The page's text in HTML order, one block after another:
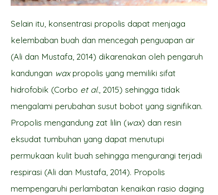
Selain itu, konsentrasi propolis dapat menjaga
kelembaban buah dan mencegah penguapan air
(Ali dan Mustafa, 2014) dikarenakan oleh pengaruh
kandungan waxpropolis yang memiliki sifat
hidrofobik (Corbo et al., 2015) sehingga tidak
mengalami perubahan susut bobot yang signifikan.
Propolis mengandung zat lilin (wax) dan resin
eksudat tumbuhan yang dapat menutupi
permukaan kulit buah sehingga mengurangi terjadi
respirasi (Ali dan Mustafa, 2014). Propolis
mempengaruhi perlambatan kenaikan rasio daging